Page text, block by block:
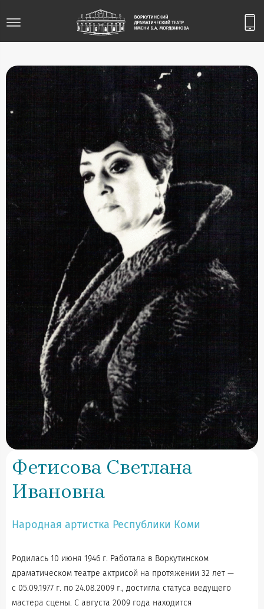
Фетисова Светлана
Ивановна
Народная артистка Республики Коми
Родилась 10 июня 1946 г. Работала в Воркутинском
драматическом театре актрисой на протяжении 32 лет —
с 05.09.1977 г. по 24.08.2009 г., достигла статуса ведущего
мастера сцены. С августа 2009 года находится